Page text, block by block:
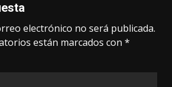
electrónico no será publicada.
están marcados con *